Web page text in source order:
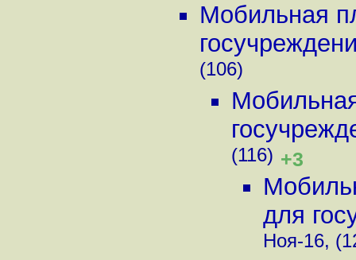
Мобильная
(106)
(116) +3
для
Ноя-16,